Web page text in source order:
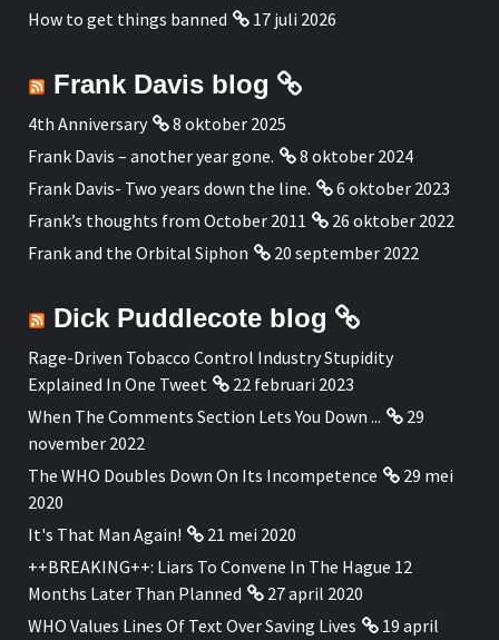
How to get things banned
17 juli 2026
Frank Davis blog
4th Anniversary
8 oktober 2025
Frank Davis – another year gone.
8 oktober 2024
Frank Davis- Two years down the line.
6 oktober 2023
Frank’s thoughts from October 2011
26 oktober 2022
Frank and the Orbital Siphon
20 september 2022
Dick Puddlecote blog
Rage-Driven Tobacco Control Industry Stupidity
Explained In One Tweet
22 februari 2023
When The Comments Section Lets You Down ...
29
november 2022
The WHO Doubles Down On Its Incompetence
29 mei
2020
It's That Man Again!
21 mei 2020
++BREAKING++: Liars To Convene In The Hague 12
Months Later Than Planned
27 april 2020
WHO Values Lines Of Text Over Saving Lives
19 april